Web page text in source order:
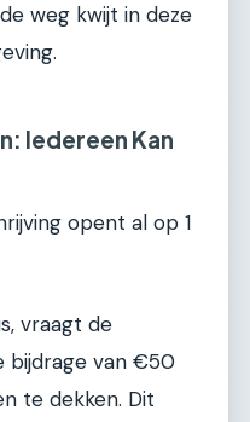
weg kwijt in deze
Iedereen Kan
opent al op 1
vraagt de
bijdrage van €50
te dekken. Dit